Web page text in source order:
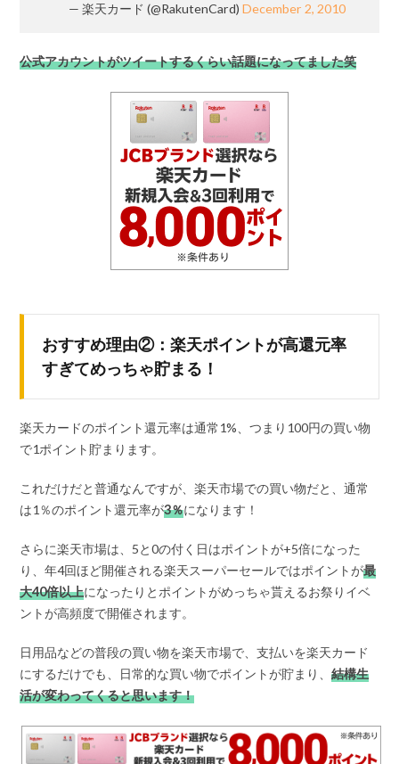
— 楽天カード (@RakutenCard)December 2, 2010
公式アカウントがツイートするくらい話題になってました笑
おすすめ理由②：楽天ポイントが高還元率
すぎてめっちゃ貯まる！
楽天カードのポイント還元率は通常1%、つまり100円の買い物
で1ポイント貯まります。
これだけだと普通なんですが、楽天市場での買い物だと、通常
は1％のポイント還元率が3％になります！
さらに楽天市場は、5と0の付く日はポイントが+5倍になった
り、年4回ほど開催される楽天スーパーセールではポイントが最
大40倍以上になったりとポイントがめっちゃ貰えるお祭りイベ
ントが高頻度で開催されます。
日用品などの普段の買い物を楽天市場で、支払いを楽天カード
にするだけでも、日常的な買い物でポイントが貯まり、結構生
活が変わってくると思います！